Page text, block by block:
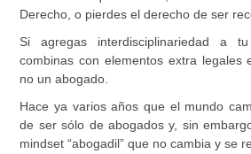
Derecho, o pierdes el derecho de ser
Si agregas interdisciplinariedad a
combinas con elementos extra legales
no un abogado.
Hace ya varios años que el mundo
de ser sólo de abogados y, sin
mindset “abogadil” que no cambia y se